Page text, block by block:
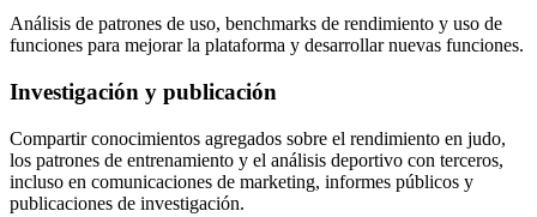
Análisis de patrones de uso, benchmarks de rendimiento y uso de
funciones para mejorar la plataforma y desarrollar nuevas funciones.
Investigación y publicación
Compartir conocimientos agregados sobre el rendimiento en judo,
los patrones de entrenamiento y el análisis deportivo con terceros,
incluso en comunicaciones de marketing, informes públicos y
publicaciones de investigación.